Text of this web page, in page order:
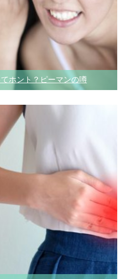
ホント？ピーマンの噂